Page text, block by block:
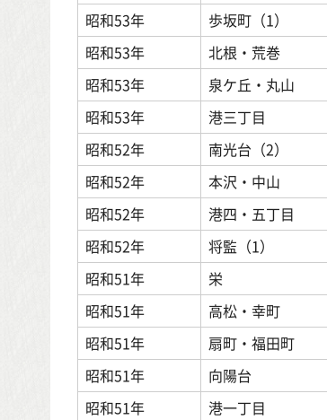
昭和53年
歩坂町（1）
昭和53年
北根・荒巻
昭和53年
泉ケ丘・丸山
昭和53年
港三丁目
昭和52年
南光台（2）
昭和52年
本沢・中山
昭和52年
港四・五丁目
昭和52年
将監（1）
昭和51年
栄
昭和51年
高松・幸町
昭和51年
扇町・福田町
昭和51年
向陽台
昭和51年
港一丁目